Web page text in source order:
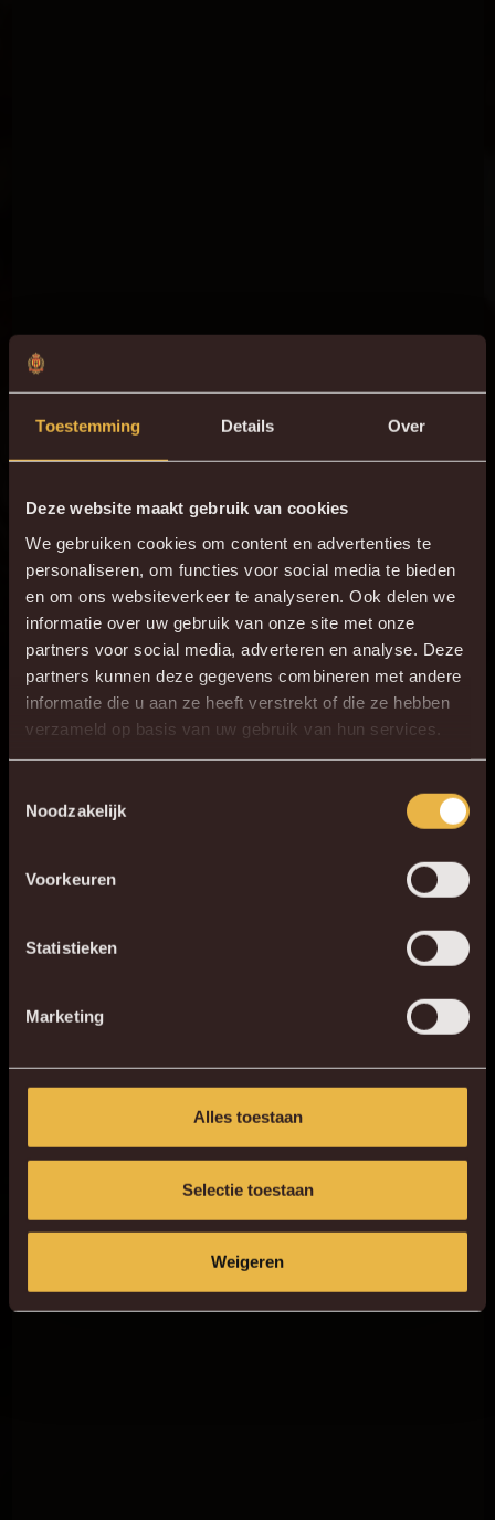
Toestemming Details Over
Deze website maakt gebruik van cookies
We gebruiken cookies om content en advertenties te
personaliseren, om functies voor social media te bieden
en om ons websiteverkeer te analyseren. Ook delen we
informatie over uw gebruik van onze site met onze
partners voor social media, adverteren en analyse. Deze
partners kunnen deze gegevens combineren met andere
informatie die u aan ze heeft verstrekt of die ze hebben
verzameld op basis van uw gebruik van hun services.
Noodzakelijk
Voorkeuren
Statistieken
Marketing
Alles toestaan
Selectie toestaan
Weigeren
×
DE NIEUWE KVM APP
Download de gloednieuwe KVM App nu via je